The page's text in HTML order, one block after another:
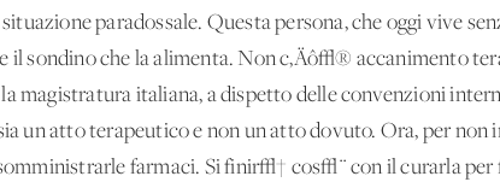
paradossale. Questa persona, che oggi vive
il sondino che la alimenta. Non c‚Äô√® accanimento
magistratura italiana, a dispetto delle convenzioni
un atto terapeutico e non un atto dovuto. Ora, per non
farmaci. Si finir√† cos√¨ con il curarla per